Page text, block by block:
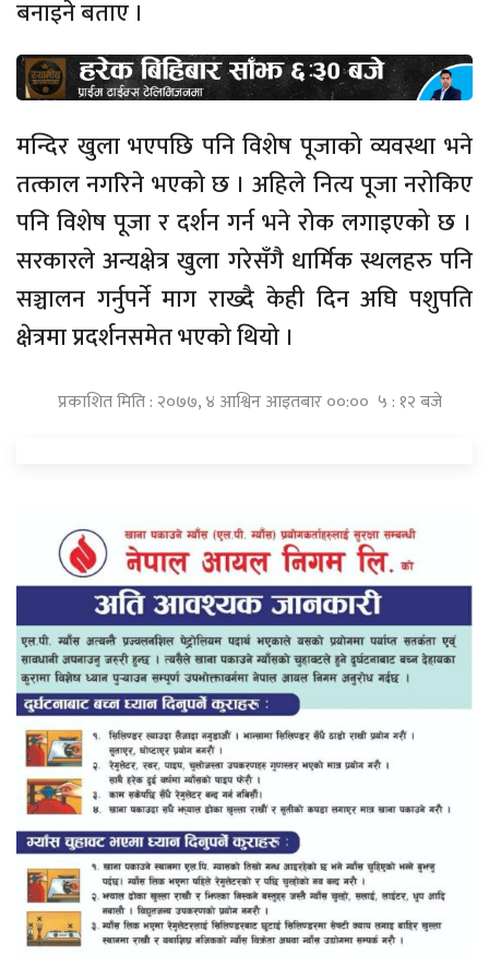
बनाइने बताए ।
मन्दिर खुला भएपछि पनि विशेष पूजाको व्यवस्था भने
तत्काल नगरिने भएको छ । अहिले नित्य पूजा नरोकिए
पनि विशेष पूजा र दर्शन गर्न भने रोक लगाइएको छ ।
सरकारले अन्यक्षेत्र खुला गरेसँगै धार्मिक स्थलहरु पनि
सञ्चालन गर्नुपर्ने माग राख्दै केही दिन अघि पशुपति
क्षेत्रमा प्रदर्शनसमेत भएको थियो ।
प्रकाशित मिति : २०७७, ४ आश्विन आइतबार ००:०० ५ : १२ बजे